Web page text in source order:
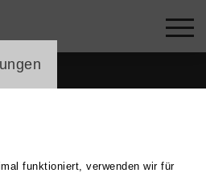
funktioniert, verwenden wir für